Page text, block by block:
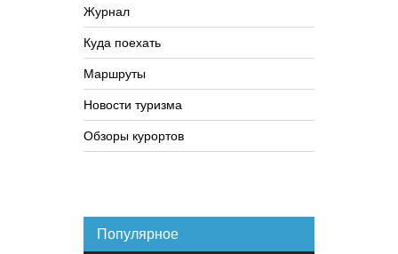
Журнал
Куда поехать
Маршруты
Новости туризма
Обзоры курортов
Популярное